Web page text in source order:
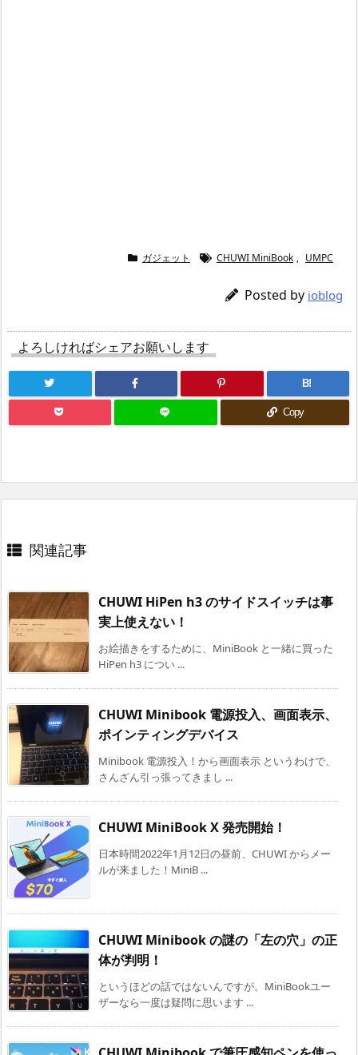
ガジェット CHUWI MiniBook , UMPC
Posted by ioblog
よろしければシェアお願いします
B!
Copy
関連記事
CHUWI HiPen h3 のサイドスイッチは事
実上使えない！
お絵描きをするために、MiniBook と一緒に買った
HiPen h3 につい ...
CHUWI Minibook 電源投入、画面表示、
ポインティングデバイス
Minibook 電源投入！から画面表示 というわけで、
さんざん引っ張ってきまし ...
CHUWI MiniBook X 発売開始！
日本時間2022年1月12日の昼前、CHUWI からメー
ルが来ました！MiniB ...
CHUWI Minibook の謎の「左の穴」の正
体が判明！
というほどの話ではないんですが。MiniBookユー
ザーなら一度は疑問に思います ...